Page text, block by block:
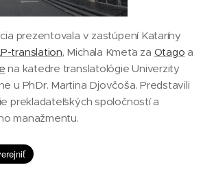
prezentovala v zastúpení Kataríny
translation, Michala Kmeťa za Otago a
na katedre translatológie Univerzity
u PhDr. Martina Djovčoša. Predstavili
prekladateľských spoločností a
manažmentu.